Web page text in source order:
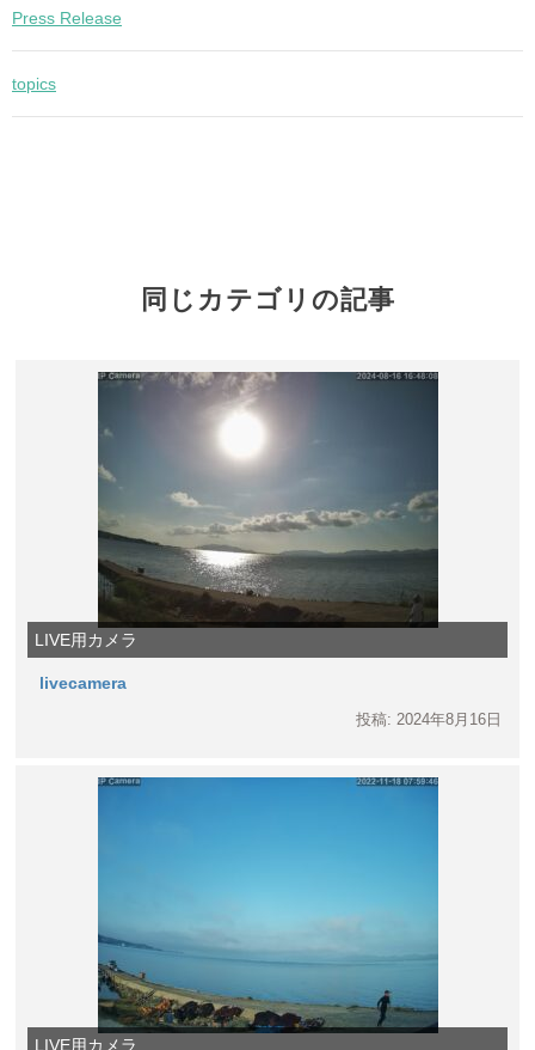
Press Release
topics
同じカテゴリの記事
LIVE用カメラ
livecamera
投稿: 2024年8月16日
LIVE用カメラ